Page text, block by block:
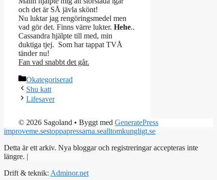
och det är SÅ jävla skönt!
Nu luktar jag rengöringsmedel men
vad gör det. Finns värre lukter. Hehe..
Cassandra hjälpte till med, min
duktiga tjej. Som har tappat TVÅ
tänder nu!
Fan vad snabbt det går.
Kategorier
Okategoriserad
Shu katt
Lifesaver
© 2026 Sagoland • Byggt med GeneratePress
improveme.sestoppapressarna.sealltomkungligt.se
Detta är ett arkiv. Nya bloggar och registreringar accepteras inte
längre. |
Drift & teknik: Adminor.net